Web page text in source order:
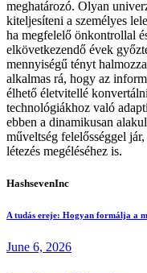
meghatározó. Olyan
kiteljesíteni a személyes
ha megfelelő önkontrollal
elkövetkezendő évek
mennyiségű tényt
alkalmas rá, hogy az
élhető életvitellé
technológiákhoz való
ebben a dinamikusan
műveltség felelősséggel
létezés megéléséhez is.
HashsevenInc
A tudás ereje: Hogyan formálja a
June 6, 2026